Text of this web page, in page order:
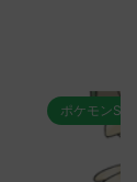
ポケモンSV